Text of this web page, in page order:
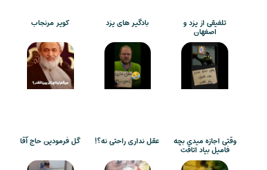
تلفیقی از یزد و
اصفهان
بادگیر های یزد کویر مرنجاب
وقتی اجازه میدی بچه
فامیل بیاد اتاقت
عقل نداری راحتی نه؟! گل فرمودین حاج آقا